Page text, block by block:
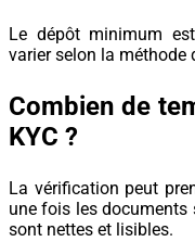
Le dépôt minimum
varier selon la méthode
Combien de
KYC ?
La vérification peut
une fois les documents
sont nettes et lisibles.